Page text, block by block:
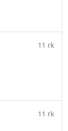
11 rk
11 rk